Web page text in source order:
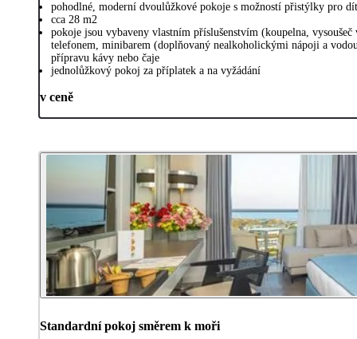
pohodlné, moderní dvoulůžkové pokoje s možností přistýlky pro
cca 28 m2
pokoje jsou vybaveny vlastním příslušenstvím (koupelna,
telefonem, minibarem (doplňovaný nealkoholickými nápoji a
přípravu kávy nebo čaje
jednolůžkový pokoj za příplatek a na vyžádání
v ceně
Standardní pokoj směrem k moři